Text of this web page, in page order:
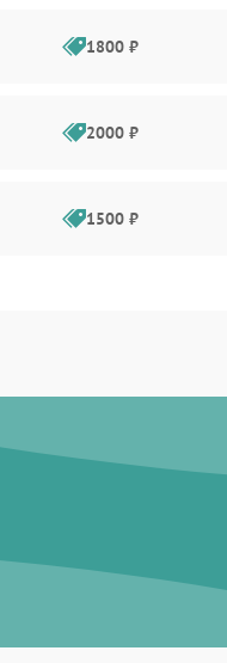
1800 ₽
2000 ₽
1500 ₽